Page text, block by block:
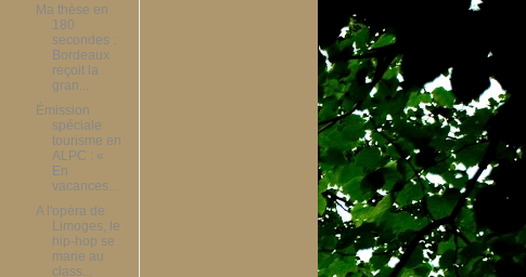
Ma thèse en
180
secondes :
Bordeaux
reçoit la
gran...
Émission
spéciale
tourisme en
ALPC : «
En
vacances...
A l'opéra de
Limoges, le
hip-hop se
marie au
class...